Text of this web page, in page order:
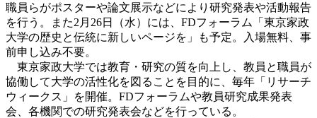
職員らがポスターや論文展示などにより研究発表や活動報告
を行う。また2月26日（水）には、FDフォーラム「東京家政
大学の歴史と伝統に新しいページを」も予定。入場無料、事
前申し込み不要。
東京家政大学では教育・研究の質を向上し、教員と職員が
協働して大学の活性化を図ることを目的に、毎年「リサーチ
ウィークス」を開催。FDフォーラムや教員研究成果発表
会、各機関での研究発表会などを行っている。